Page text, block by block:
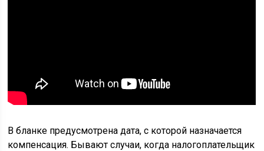
В бланке предусмотрена дата, с которой назначается
компенсация. Бывают случаи, когда налогоплательщик